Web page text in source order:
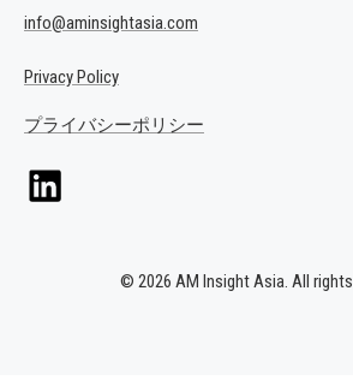
info@aminsightasia.com
Privacy Policy
プライバシーポリシー
© 2026 AM Insight Asia. All rights